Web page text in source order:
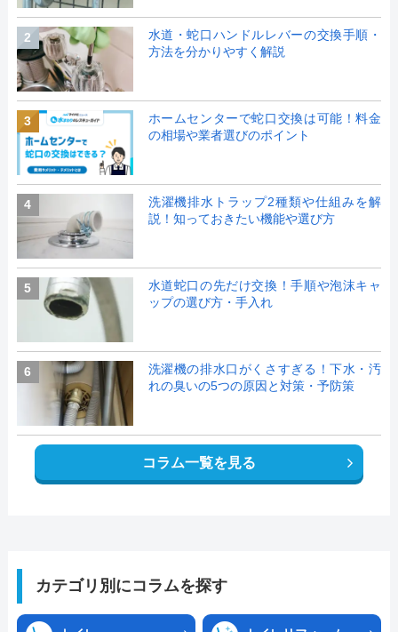
2
水道・蛇口ハンドルレバーの交換手順・
方法を分かりやすく解説
3
ホームセンターで蛇口交換は可能！料金
の相場や業者選びのポイント
4
洗濯機排水トラップ2種類や仕組みを解
説！知っておきたい機能や選び方
5
水道蛇口の先だけ交換！手順や泡沫キャ
ップの選び方・手入れ
6
洗濯機の排水口がくさすぎる！下水・汚
れの臭いの5つの原因と対策・予防策
コラム一覧を見る
カテゴリ別にコラムを探す